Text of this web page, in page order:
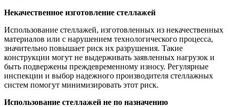
Некачественное изготовление стеллажей
Использование стеллажей, изготовленных из некачественных
материалов или с нарушением технологического процесса,
значительно повышает риск их разрушения. Такие
конструкции могут не выдерживать заявленных нагрузок и
быть подвержены преждевременному износу. Регулярные
инспекции и выбор надежного производителя стеллажных
систем помогут минимизировать этот риск.
Использование стеллажей не по назначению